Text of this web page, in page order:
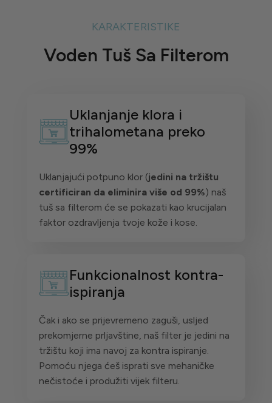
KARAKTERISTIKE
Voden Tuš Sa Filterom
Uklanjanje klora i
trihalometana preko
99%
Uklanjajući potpuno klor (jedini na tržištu
certificiran da eliminira više od 99%) naš
tuš sa filterom će se pokazati kao krucijalan
faktor ozdravljenja tvoje kože i kose.
Funkcionalnost kontra-
ispiranja
Čak i ako se prijevremeno zaguši, usljed
prekomjerne prljavštine, naš filter je jedini na
tržištu koji ima navoj za kontra ispiranje.
Pomoću njega ćeš isprati sve mehaničke
nečistoće i produžiti vijek filteru.